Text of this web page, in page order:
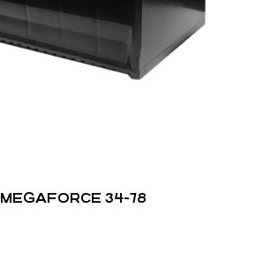
MEGAFORCE 34-78